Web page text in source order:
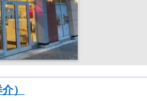
）